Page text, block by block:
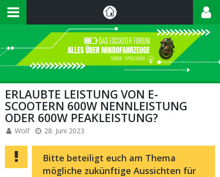
ERLAUBTE LEISTUNG VON E-
SCOOTERN 600W NENNLEISTUNG
ODER 600W PEAKLEISTUNG?
Wolf 28. Juni 2023
Bitte beteiligt euch am Thema
mögliche zukünftige Aussichten für